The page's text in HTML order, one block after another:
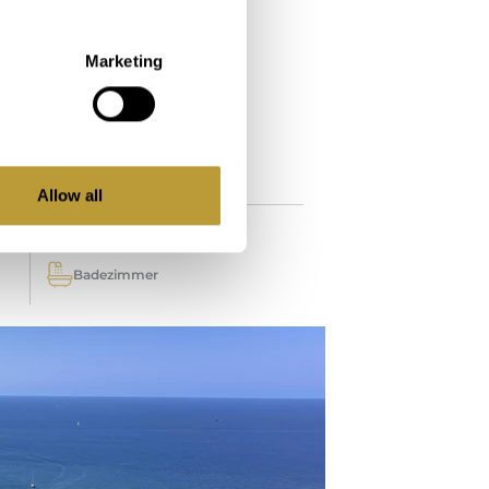
Marketing
Allow all
Badezimmer